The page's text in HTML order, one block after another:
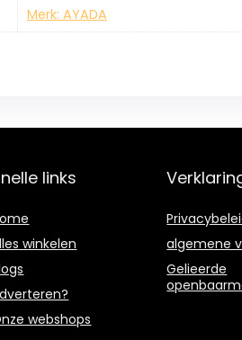
Merk: AYADA
links
winkelen
webshops
algemene
Gelieerde